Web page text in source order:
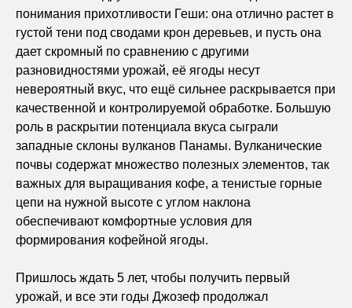
понимания прихотливости Геши: она отлично растет в
густой тени под сводами крон деревьев, и пусть она
дает скромный по сравнению с другими
разновидностями урожай, её ягоды несут
невероятный вкус, что ещё сильнее раскрывается при
качественной и контролируемой обработке. Большую
роль в раскрытии потенциала вкуса сыграли
западные склоны вулканов Панамы. Вулканические
почвы содержат множество полезных элементов, так
важных для выращивания кофе, а тенистые горные
цепи на нужной высоте с углом наклона
обеспечивают комфортные условия для
формирования кофейной ягоды.
Пришлось ждать 5 лет, чтобы получить первый
урожай, и все эти годы Джозеф продолжал